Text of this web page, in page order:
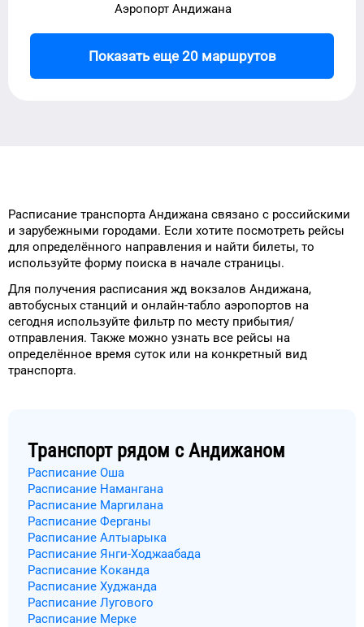
Аэропорт Андижана
Показать еще 20 маршрутов
Расписание транспорта Андижана связано с российскими
и зарубежными городами. Если хотите посмотреть рейсы
для определённого направления и найти билеты, то
используйте форму поиска в начале страницы.
Для получения расписания жд вокзалов Андижана,
автобусных станций и онлайн-табло аэропортов на
сегодня используйте фильтр по месту прибытия/
отправления. Также можно узнать все рейсы на
определённое время суток или на конкретный вид
транспорта.
Транспорт рядом с Андижаном
Расписание Оша
Расписание Намангана
Расписание Маргилана
Расписание Ферганы
Расписание Алтыарыка
Расписание Янги-Ходжаабада
Расписание Коканда
Расписание Худжанда
Расписание Лугового
Расписание Мерке